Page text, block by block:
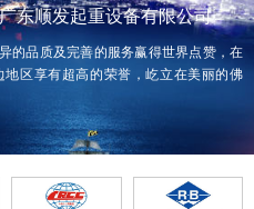
东顺发起重设备有限公司
的品质及完善的服务赢得世界点赞，在
区享有超高的荣誉，屹立在美丽的佛